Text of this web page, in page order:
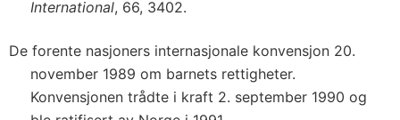
International, 66, 3402.
De forente nasjoners internasjonale konvensjon 20.
november 1989 om barnets rettigheter.
Konvensjonen trådte i kraft 2. september 1990 og